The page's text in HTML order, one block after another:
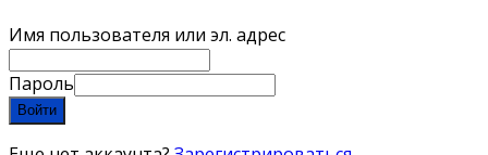
Имя пользователя или эл. адрес
Пароль
Войти